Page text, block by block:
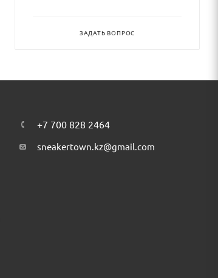
ЗАДАТЬ ВОПРОС
+7 700 828 2464
sneakertown.kz@gmail.com